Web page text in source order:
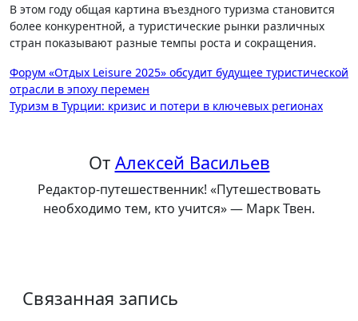
В этом году общая картина въездного туризма становится
более конкурентной, а туристические рынки различных
стран показывают разные темпы роста и сокращения.
Навигация
по
записям
Форум «Отдых Leisure 2025» обсудит будущее туристической
отрасли в эпоху перемен
Туризм в Турции: кризис и потери в ключевых регионах
От Алексей Васильев
Редактор-путешественник! «Путешествовать
необходимо тем, кто учится» — Марк Твен.
Связанная запись